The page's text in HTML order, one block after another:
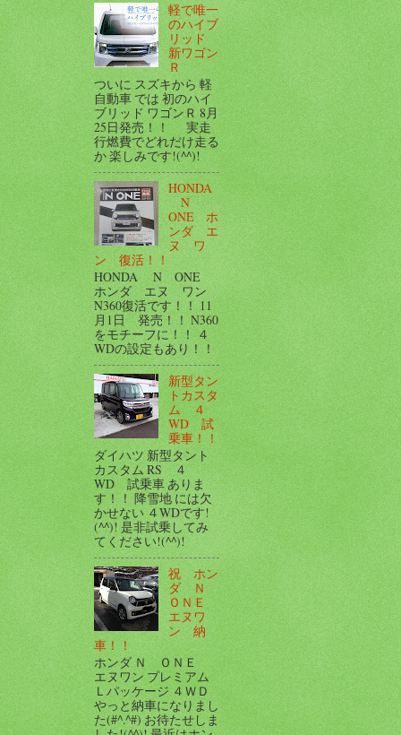
軽で唯一
のハイブ
リッド
新ワゴン
Ｒ
ついに スズキから 軽
自動車 では 初のハイ
ブリッド ワゴンＲ 8月
25日発売！！ 実走
行燃費でどれだけ走る
か 楽しみです!(^^)!
HONDA
N
ONE ホ
ンダ エ
ヌ ワ
ン 復活！！
HONDA N ONE
ホンダ エヌ ワン
N360復活です！！ 11
月1日 発売！！ N360
をモチーフに！！ ４
WDの設定もあり！！
新型タン
トカスタ
ム ４
WD 試
乗車！！
ダイハツ 新型タント
カスタム RS ４
WD 試乗車 ありま
す！！ 降雪地 には欠
かせない ４WDです!
(^^)! 是非試乗してみ
てください!(^^)!
祝 ホン
ダ Ｎ
ＯＮＥ
エヌワ
ン 納
車！！
ホンダ Ｎ ＯＮＥ
エヌワン プレミアム
Ｌパッケージ ４ＷＤ
やっと納車になりまし
た(#^.^#) お待たせしま